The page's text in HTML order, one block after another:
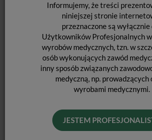
Informujemy, że treści
niniejszej stronie
przeznaczone są wyłącznie
Użytkowników Profesjonalnych
wyrobów medycznych, tzn. w
osób wykonujących zawód
inny sposób związanych
medyczną, np. prowadzących
wyrobami medycznymi.
JESTEM